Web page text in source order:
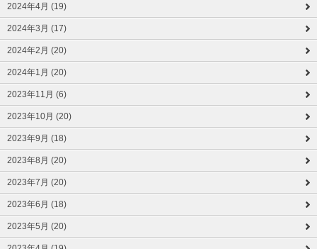
2024年4月 (19)
2024年3月 (17)
2024年2月 (20)
2024年1月 (20)
2023年11月 (6)
2023年10月 (20)
2023年9月 (18)
2023年8月 (20)
2023年7月 (20)
2023年6月 (18)
2023年5月 (20)